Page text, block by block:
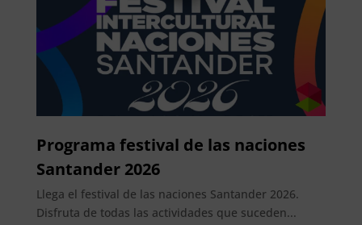
Programa festival de las naciones
Santander 2026
Llega el festival de las naciones Santander 2026.
Disfruta de todas las actividades que suceden...